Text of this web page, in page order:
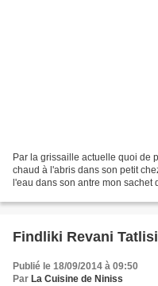
Par la grissaille actuelle quoi de
chaud à l'abris dans son petit
l'eau dans son antre mon sachet
Findliki Revani Tatlisi
Publié le 18/09/2014 à 09:50
Par La Cuisine de Niniss